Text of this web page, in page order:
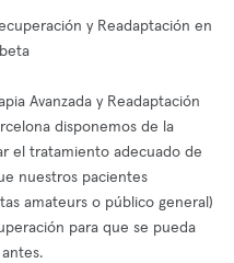
y Readaptación en
Avanzada y Readaptación
disponemos de la
el tratamiento adecuado de
nuestros pacientes
amateurs o público general)
para que se pueda